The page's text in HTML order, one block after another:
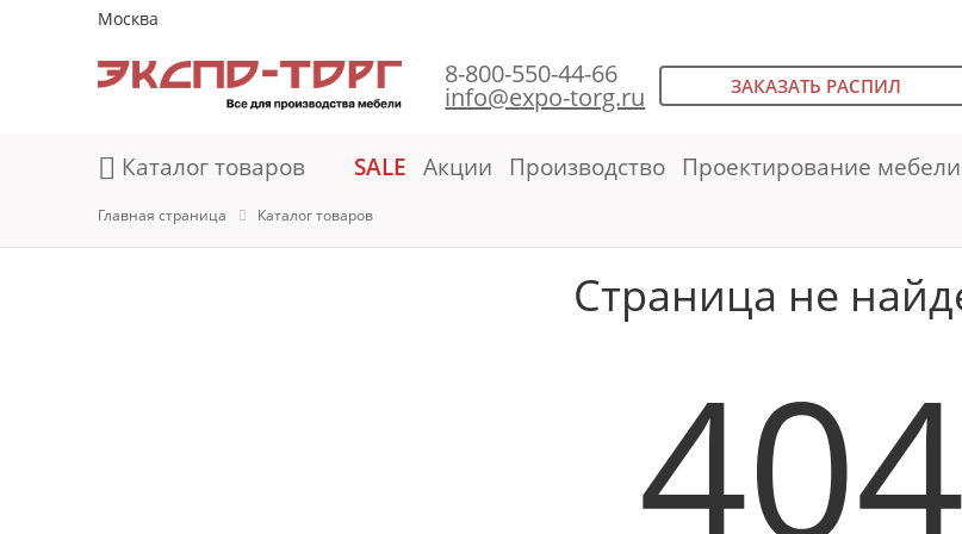
Москва
8-800-550-44-66
info@expo-torg.ru ЗАКАЗАТЬ РАСПИЛ
Каталог товаров SALE Акции Производство Проектирование мебели
Главная страница Каталог товаров
Страница не
404